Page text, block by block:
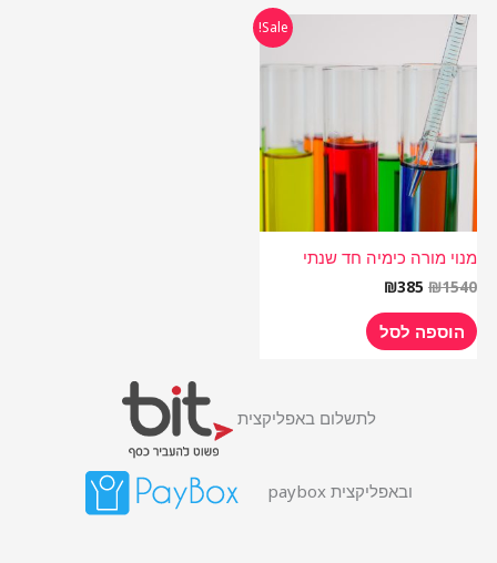
Sale!
מנוי מורה כימיה חד שנתי
₪1540
היה:
₪385
הוספה לסל
לתשלום באפליקצית
ובאפליקצית paybox